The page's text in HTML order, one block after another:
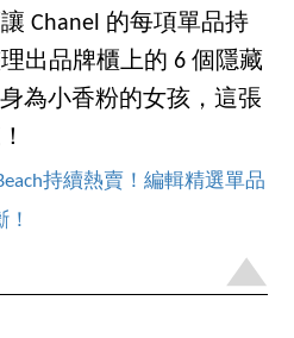
Chanel 的每項單品持
出品牌櫃上的 6 個隱藏
為小香粉的女孩，這張
持續熱賣！編輯精選單品